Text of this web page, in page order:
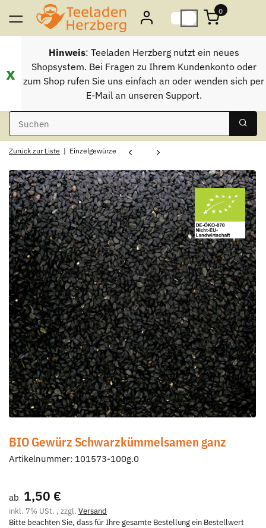
0
x
Hinweis: Teeladen Herzberg nutzt ein neues
Shopsystem. Bei Fragen zu Ihrem Kundenkonto oder
zum Shop rufen Sie uns einfach an oder wenden sich per
E-Mail an unseren Support.
Zurück zur Liste Einzelgewürze
BIO Gewürz Schwarzkümmelsamen ganz
Artikelnummer: 101573-100g.0
ab 1,50 €
inkl. 7% USt. , zzgl. Versand
Bitte beachten Sie, dass für Ihre gesamte Bestellung ein Bestellwert